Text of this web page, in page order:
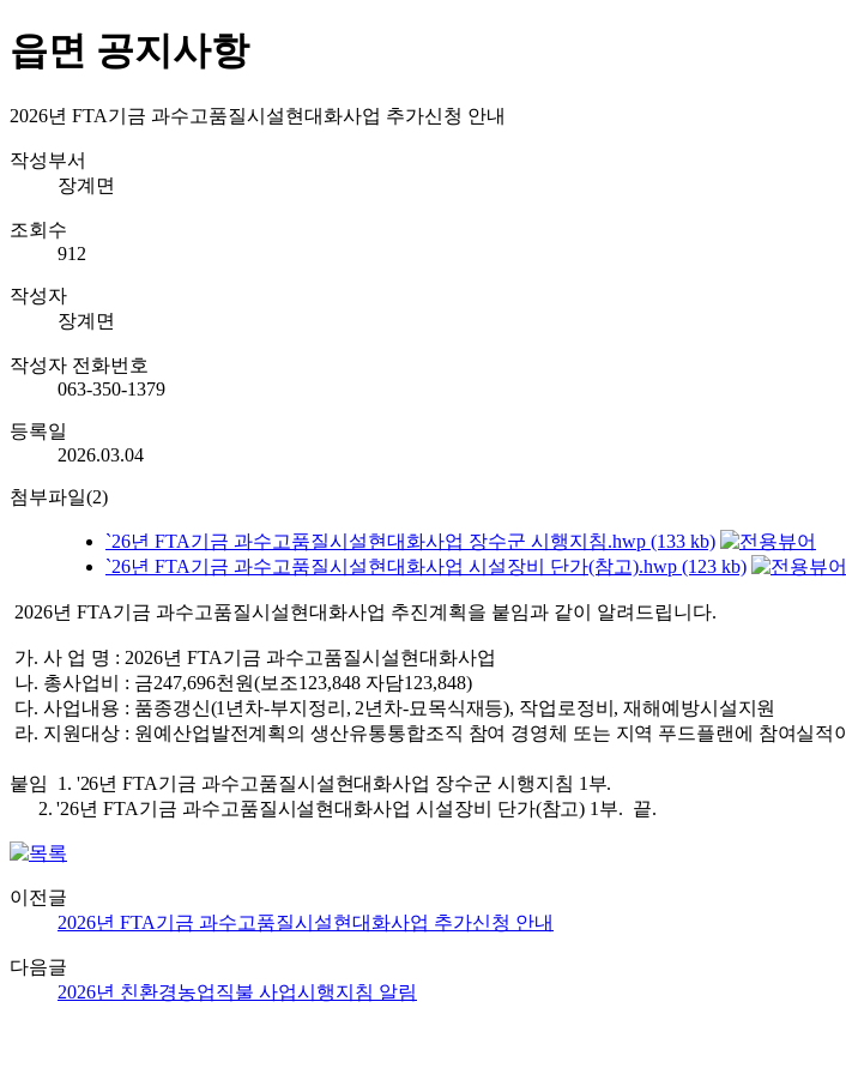
읍면 공지사항
2026년 FTA기금 과수고품질시설현대화사업 추가신청 안내
작성부서
장계면
조회수
912
작성자
장계면
작성자 전화번호
063-350-1379
등록일
2026.03.04
첨부파일(2)
`26년 FTA기금 과수고품질시설현대화사업 장수군 시행지침.hwp (133 kb)
`26년 FTA기금 과수고품질시설현대화사업 시설장비 단가(참고).hwp (123 kb)
2026년 FTA기금 과수고품질시설현대화사업 추진계획을 붙임과 같이 알려드립니다.
가. 사 업 명 : 2026년 FTA기금 과수고품질시설현대화사업
나. 총사업비 : 금247,696천원(보조123,848 자담123,848)
다. 사업내용 : 품종갱신(1년차-부지정리, 2년차-묘목식재등), 작업로정비, 재해예방시설지원
라. 지원대상: 원예산업발전계획의 생산유통통합조직 참여 경영체 또는 지역 푸드플랜에 참여실적이
붙임 1. '26년 FTA기금 과수고품질시설현대화사업 장수군 시행지침 1부.
2. '26년 FTA기금 과수고품질시설현대화사업 시설장비 단가(참고) 1부. 끝.
이전글
2026년 FTA기금 과수고품질시설현대화사업 추가신청 안내
다음글
2026년 친환경농업직불 사업시행지침 알림